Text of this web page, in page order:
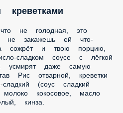
пюре
стихи и проза, пикантная
пюре. Искры
пока во рту тает
Состав Курица,
репчатый лук,